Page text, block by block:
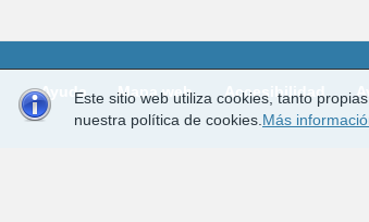
Este sitio web utiliza cookies, tanto
nuestra política de cookies. Más
Ayuda Mapa web Accesibilidad